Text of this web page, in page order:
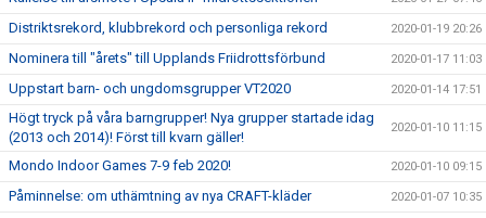
Distriktsrekord, klubbrekord och personliga rekord 2020-01-19 20:26
Nominera till "årets" till Upplands Friidrottsförbund 2020-01-17 11:03
Uppstart barn- och ungdomsgrupper VT2020 2020-01-14 17:51
Högt tryck på våra barngrupper! Nya grupper startade idag
(2013 och 2014)! Först till kvarn gäller!
2020-01-10 11:15
Mondo Indoor Games 7-9 feb 2020! 2020-01-10 09:15
Påminnelse: om uthämtning av nya CRAFT-kläder 2020-01-07 10:35